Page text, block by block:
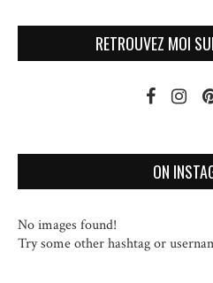
RETROUVEZ MOI
ON
No images found!
Try some other hashtag or